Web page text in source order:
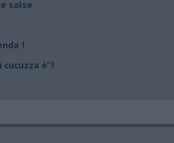
salse
!
cucuzza è”!